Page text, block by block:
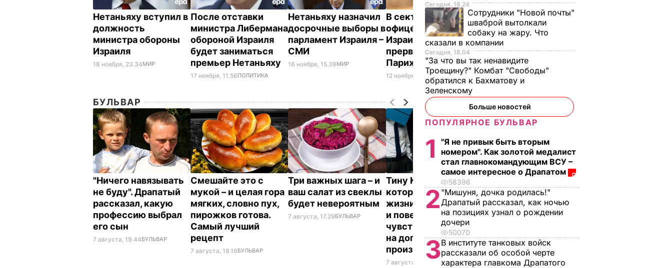
Нетаньяху вступил в
должность
министра обороны
Израиля
18 ноября, 23.34МИР
После отставки
министра Либермана
обороной Израиля
будет заниматься
премьер Нетаньяху
17 ноября, 11.56ПОЛИТИКА
Нетаньяху назначил
досрочные выборы в
парламент Израиля –
СМИ
16 ноября, 15.39МИР
В секторе Газа погиб
офицер армии
Израиля, Нетаньяху
прервал визит в
Париж
12 ноября, 08.58МИР
Нетаньяху назвал
санкции США против
Ирана
"историческим
шагом"
4 ноября, 10.01МИР
БУЛЬВАР
"Ничего навязывать
не буду". Драпатый
рассказал, какую
профессию выбрал
его сын
7 августа, 19.44БУЛЬВАР
Смешайте это с
мукой – и целая гора
мягких, словно пух,
пирожков готова.
Самый лучший
рецепт
7 августа, 18.16БУЛЬВАР
Три важных шага – и
ваш салат из свеклы
будет невероятным
7 августа, 17.29БУЛЬВАР
Тину Кароль,
которая "впервые в
жизни расслабилась
и поверила
чувствам", вызвали
на допрос. Что
произошло
7 августа, 17.28 БУЛЬВАР
ингредиента и
несколько минут – и
вы получите дома
мороженое
7 августа, 16.17БУЛЬВАР
Сегодня, 18.24
Сотрудники "Новой почты"
шваброй вытолкали
собаку на жару. Что
сказали в компании
Сегодня, 18.04
"За что вы так ненавидите
Троещину?" Комбат "Свободы"
обратился к Бахматову и
Зеленскому
Больше новостей
ПОПУЛЯРНОЕ БУЛЬВАР
1
"Я не привык быть вторым
номером". Как золотой медалист
стал главнокомандующим ВСУ –
самое интересное о Драпатом
58396
2 "Мишуня, дочка родилась!"
Драпатый рассказал, как ночью
на позициях узнал о рождении
дочери
50070
3В институте танковых войск
рассказали об особой черте
характера главкома Драпатого